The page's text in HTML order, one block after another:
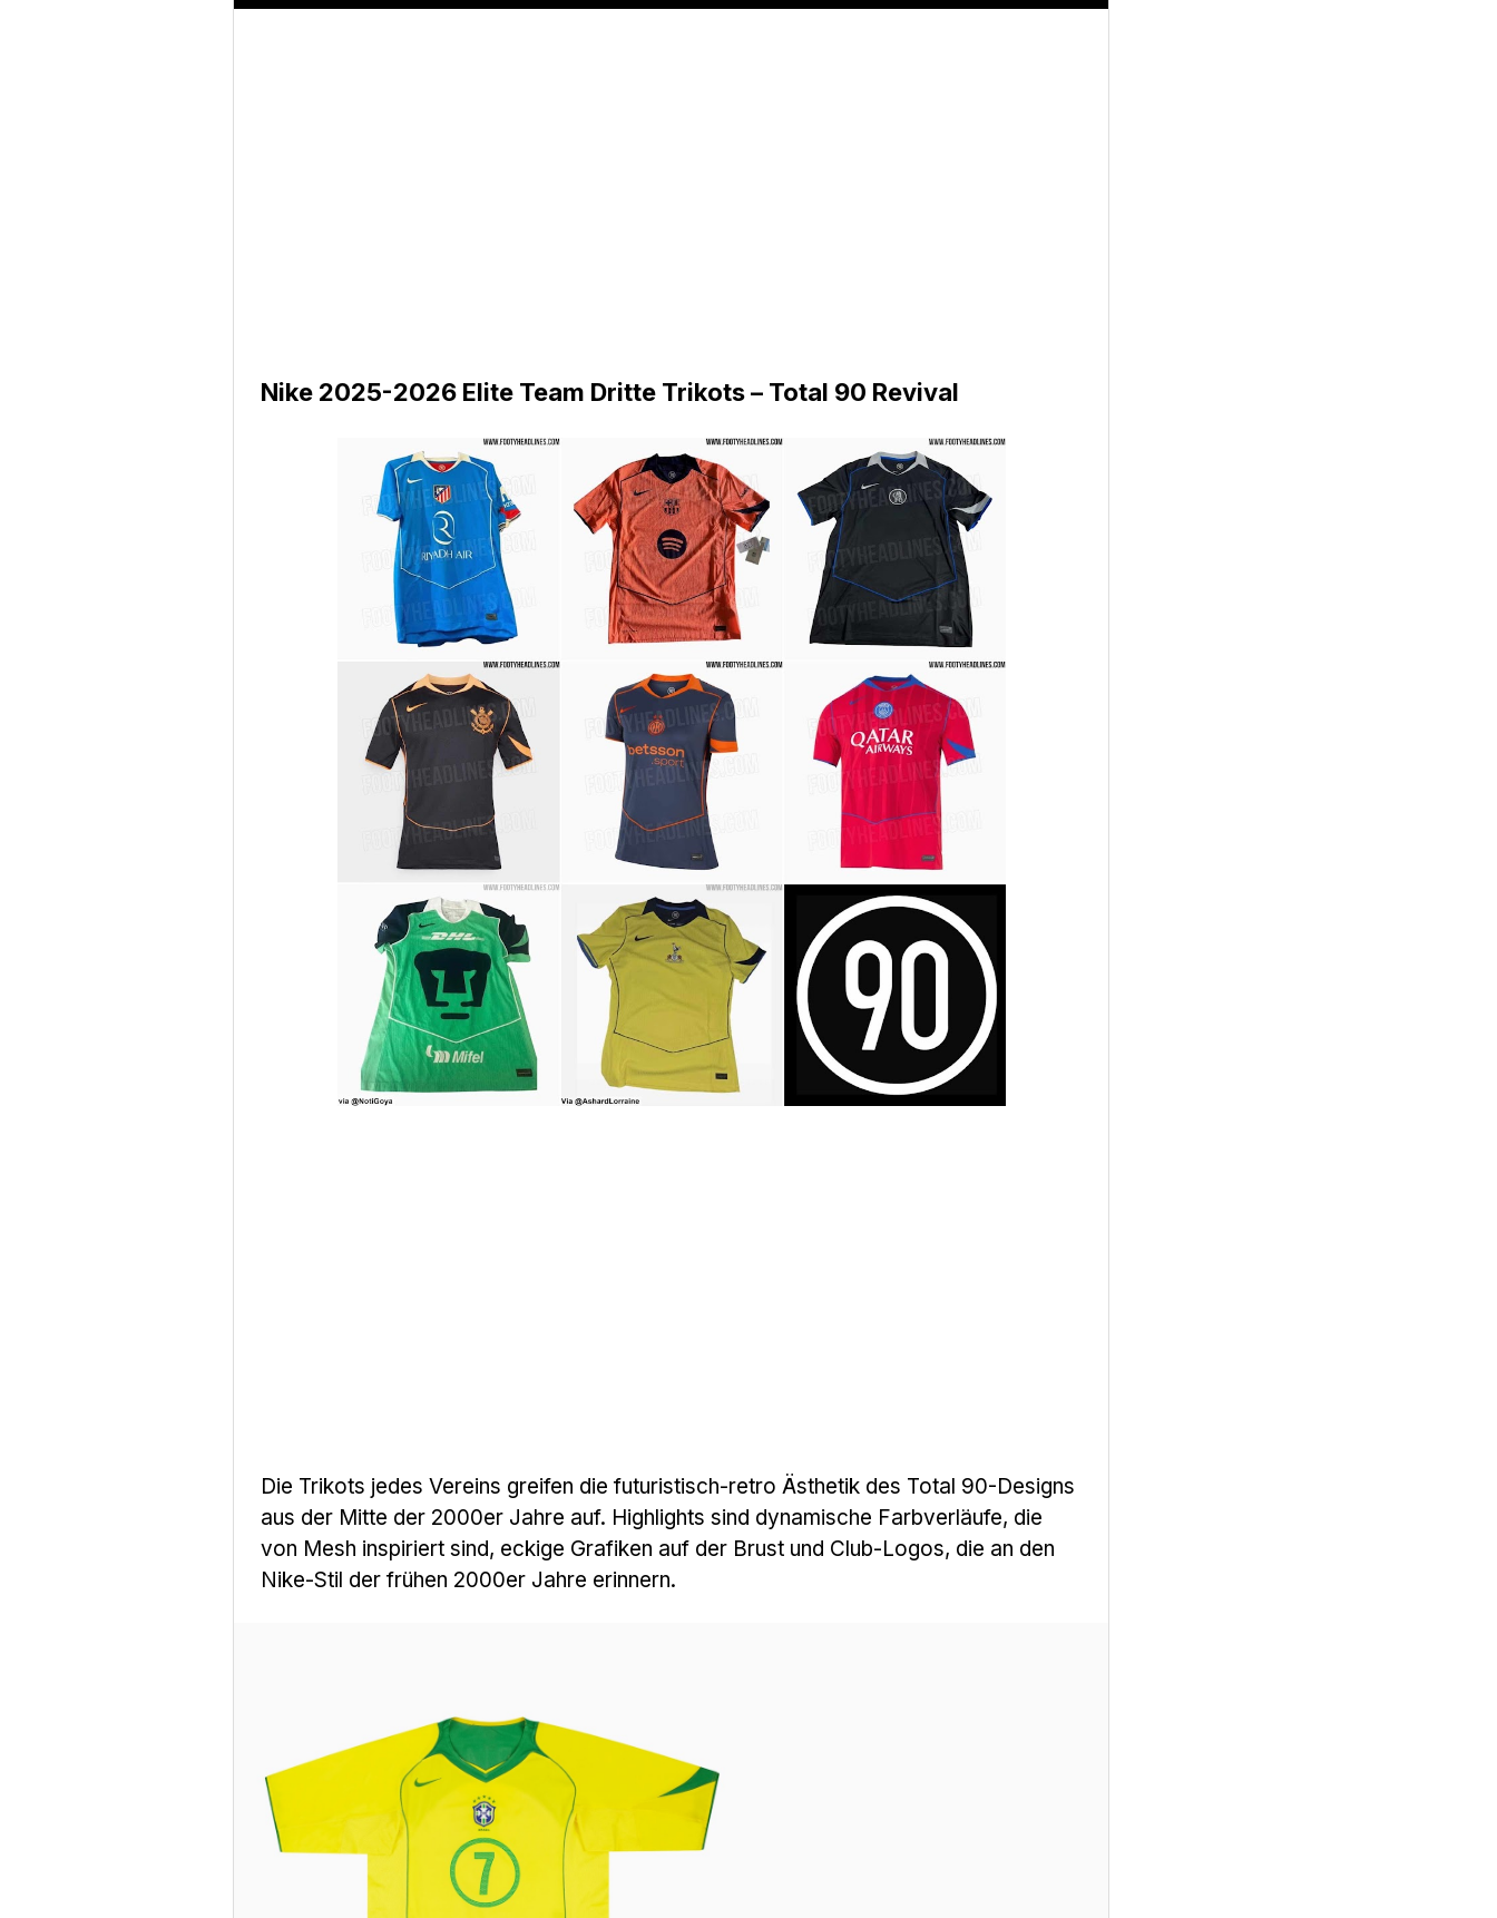
Nike 2025-2026 Elite Team Dritte Trikots – Total 90 Revival
Die Trikots jedes Vereins greifen die futuristisch-retro Ästhetik des Total 90-Designs
aus der Mitte der 2000er Jahre auf. Highlights sind dynamische Farbverläufe, die
von Mesh inspiriert sind, eckige Grafiken auf der Brust und Club-Logos, die an den
Nike-Stil der frühen 2000er Jahre erinnern.